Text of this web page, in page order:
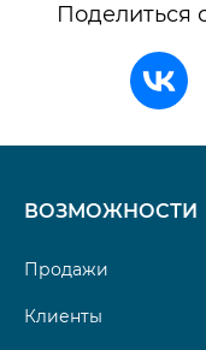
Поделиться
ВОЗМОЖНОСТИ
Продажи
Клиенты